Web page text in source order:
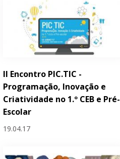
II Encontro PIC.TIC -
Programação, Inovação e
Criatividade no 1.º CEB e Pré-
Escolar
19.04.17